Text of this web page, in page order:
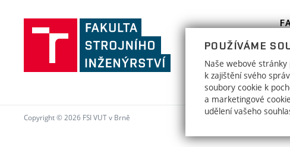
Fakulta
inženýrství,
Vysoké
technické
Copyright © 2026 FSI VUT v Brně
POUŽÍVÁME
Naše webové stránky
k zajištění svého
soubory cookie k
a marketingové
udělení vašeho